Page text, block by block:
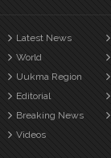
Latest News
World
Uukma Region
Editorial
Breaking News
Videos